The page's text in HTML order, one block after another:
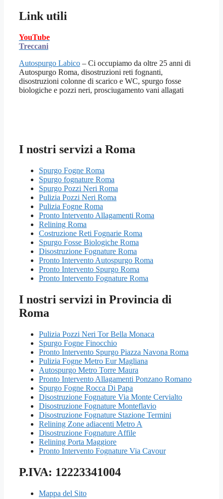
Link utili
YouTube
Treccani
Autospurgo Labico – Ci occupiamo da oltre 25 anni di
Autospurgo Roma, disostruzioni reti fognanti,
disostruzioni colonne di scarico e WC, spurgo fosse
biologiche e pozzi neri, prosciugamento vani allagati
I nostri servizi a Roma
Spurgo Fogne Roma
Spurgo fognature Roma
Spurgo Pozzi Neri Roma
Pulizia Pozzi Neri Roma
Pulizia Fogne Roma
Pronto Intervento Allagamenti Roma
Relining Roma
Costruzione Reti Fognarie Roma
Spurgo Fosse Biologiche Roma
Disostruzione Fognature Roma
Pronto Intervento Autospurgo Roma
Pronto Intervento Spurgo Roma
Pronto Intervento Fognature Roma
I nostri servizi in Provincia di
Roma
Pulizia Pozzi Neri Tor Bella Monaca
Spurgo Fogne Finocchio
Pronto Intervento Spurgo Piazza Navona Roma
Pulizia Fogne Metro Eur Magliana
Autospurgo Metro Torre Maura
Pronto Intervento Allagamenti Ponzano Romano
Spurgo Fogne Rocca Di Papa
Disostruzione Fognature Via Monte Cervialto
Disostruzione Fognature Monteflavio
Disostruzione Fognature Stazione Termini
Relining Zone adiacenti Metro A
Disostruzione Fognature Affile
Relining Porta Maggiore
Pronto Intervento Fognature Via Cavour
P.IVA: 12223341004
Mappa del Sito